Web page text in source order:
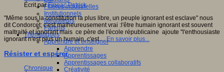
Filières industrielles
Institutionnels
Médiateurs
Parents
Thématiques
Apprendre et enseigner
Apprendre
Apprentissages
Apprentissages collaboratifs
Créativité
Écrit parFigeac Patrick
"Même sous la constitution la plus libre, un peuple ignorant est esclave" nous
dit Condorcet; c'est malheureusement vrai :l'être humain ignorant est souvent
maltraité et ignorant mais ce père de l'école républicaine ajoute "l'enthousiaste
ignorant n'est plus un humain, c'est…En savoir plus...
Résister et espérer
Chronique